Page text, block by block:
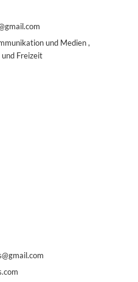
und Medien ,
Freizeit